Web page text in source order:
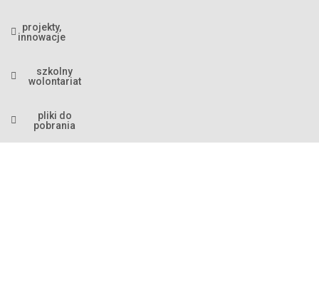
projekty,
innowacje
szkolny
wolontariat
pliki do
pobrania